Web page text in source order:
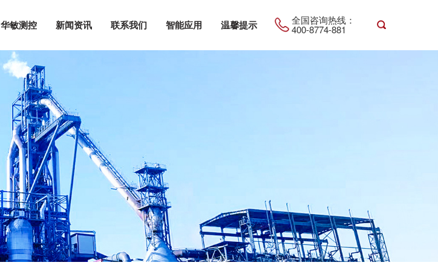
全国咨询热线：
400-8774-881
华敏测控 新闻资讯 联系我们 智能应用 温馨提示